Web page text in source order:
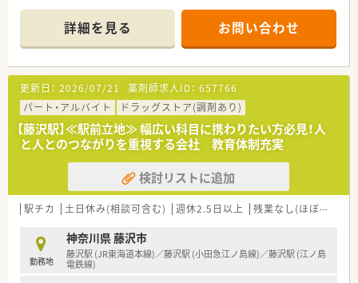
■1日の応需枚数は120～150枚と、活気のある環境
■薬剤師は2～5名で、事務さんも2～4名の厚い人数体制で運営
しています。
■近隣にも店舗がありますので、急なお休みにも対応できる体制
が整っております。
■商品の割引購入などの嬉しい福利厚生が充実！
≪こんな企業です≫
■昭和31年に創業して以来、湘南エリアを中心にドラッグスト
アを展開しております。
■本社を構えている藤沢地区を中心に店舗展開しており、隣接の
湘南エリア、東京を含めて20店舗以上を運営しております。
調剤併設店は十数店舗展開中です！
■「湘南」の地を軸に、薬局を単にお薬を販売する場所と考える
お客さまの健康で美しい暮らしをサポートさせていただく場
所と考え、店舗展開しております。
■教育研修については、全薬剤師・調剤スタッフを対象に毎月1
詳細を見る お問い合わせ
更新日： 2026/07/21 薬剤師求人ID： 657766
パート・アルバイト
ドラッグストア(調剤あり)
【藤沢駅】≪駅前立地≫ 幅広い科目に携わりたい方必見！人
と人とのつながりを重視する会社 教育体制充実
検討リストに追加
駅チカ 土日休み(相談可含む) 週休2.5日以上 残業なし(ほぼなし含む)
勤務地
神奈川県 藤沢市
藤沢駅 (JR東海道本線)／藤沢駅 (小田急江ノ島線)／藤沢駅 (江ノ島
電鉄線)